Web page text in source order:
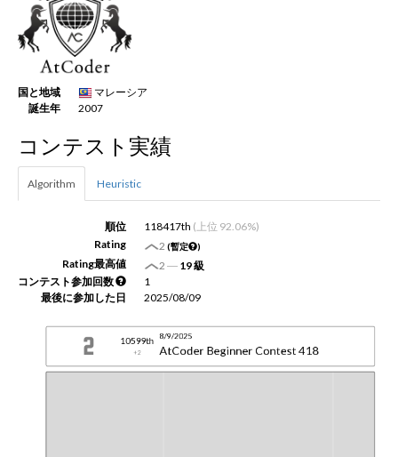
JP EN
国と地域
マレーシア
誕生年
2007
コンテスト実績
Algorithm Heuristic
順位 118417th (上位 92.06%)
Rating
2 (暫定 )
Rating最高値 2 ― 19 級
コンテスト参加回数
1
最後に参加した日
2025/08/09